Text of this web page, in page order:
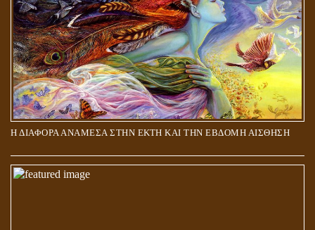
Η ΔΙΑΦΟΡΑ ΑΝΑΜΕΣΑ ΣΤΗΝ ΕΚΤΗ ΚΑΙ ΤΗΝ ΕΒΔΟΜΗ ΑΙΣΘΗΣΗ